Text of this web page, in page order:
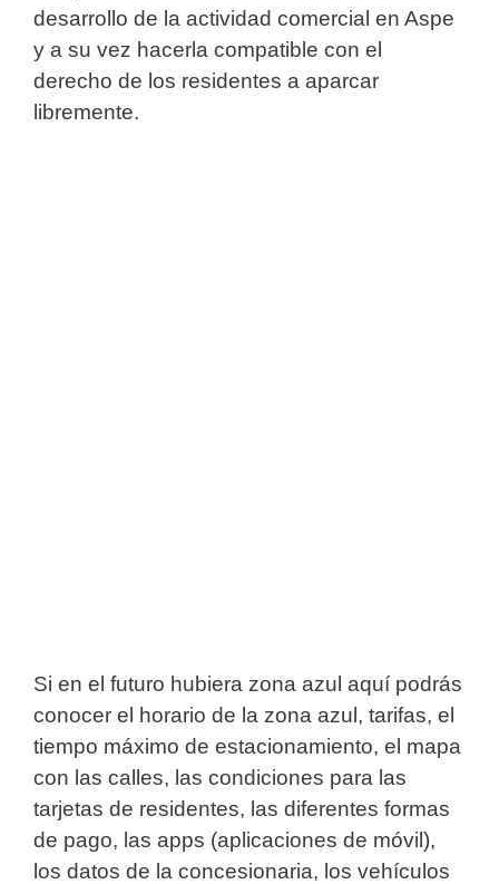
desarrollo de la actividad comercial en Aspe
y a su vez hacerla compatible con el
derecho de los residentes a aparcar
libremente.
Si en el futuro hubiera zona azul aquí podrás
conocer el horario de la zona azul, tarifas, el
tiempo máximo de estacionamiento, el mapa
con las calles, las condiciones para las
tarjetas de residentes, las diferentes formas
de pago, las apps (aplicaciones de móvil),
los datos de la concesionaria, los vehículos